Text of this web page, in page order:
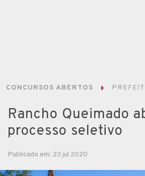
CONCURSOS ABERTOS
Rancho Queimado
processo seletivo
Publicado em: 23 jul 2020